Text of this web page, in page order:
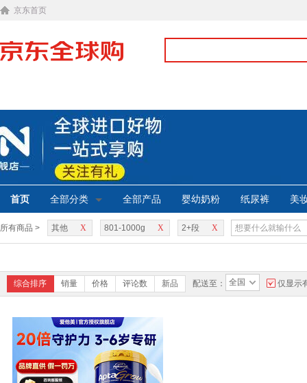
京东首页
首页 全部分类 全部产品 婴幼奶粉 纸尿裤 美
所有商品 > X
其他 X
801-1000g X
2+段
综合排序 销量 价格 评论数 新品 配送至： 全国 仅显示